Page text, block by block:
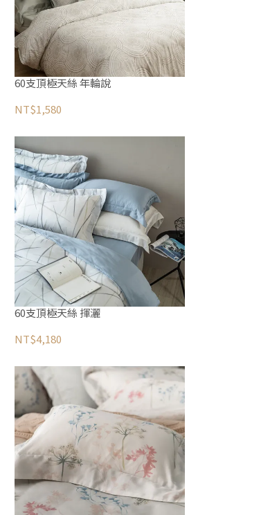
60支頂極天絲 年輪說
NT$1,580
60支頂極天絲 揮灑
NT$4,180